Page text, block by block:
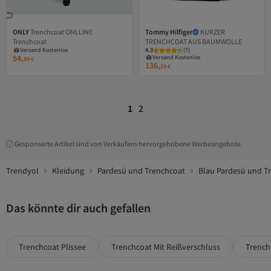
ONLYTrenchcoat ONLLINE
Trenchcoat
Versand Kostenlos
Gratis Versand
Versand Kostenlos
54,99€
Tommy Hilfiger
KURZER
TRENCHCOAT AUS BAUMWOLLE
4.3 (7)
Versand Kostenlos
Gratis Versand
Versand Kostenlos
136,29€
1 2
Gesponserte Artikel sind von Verkäufern hervorgehobene Werbeangebote.
Trendyol Kleidung Pardesü und Trenchcoat Blau Pardesü und
Das könnte dir auch gefallen
Trenchcoat Plissee Trenchcoat Mit Reißverschluss